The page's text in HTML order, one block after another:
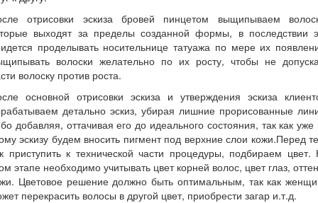
отрисовки эскиза бровей пинцетом выщипываем
выходят за пределы созданной формы, в последствии
проделывать носительнице татуажа по мере их
волоски желательно по их росту, чтобы не
волоску против роста.
основной отрисовки эскиза и утверждения эскиза
детально эскиз, убирая лишние прорисованные
добавляя, оттачивая его до идеального состояния, так как уже
эскизу будем вносить пигмент под верхние слои кожи.Перед
приступить к технической части процедуры, подбираем цвет.
этапе необходимо учитывать цвет корней волос, цвет глаз,
Цветовое решение должно быть оптимальным, так как
перекрасить волосы в другой цвет, приобрести загар и.т.д.